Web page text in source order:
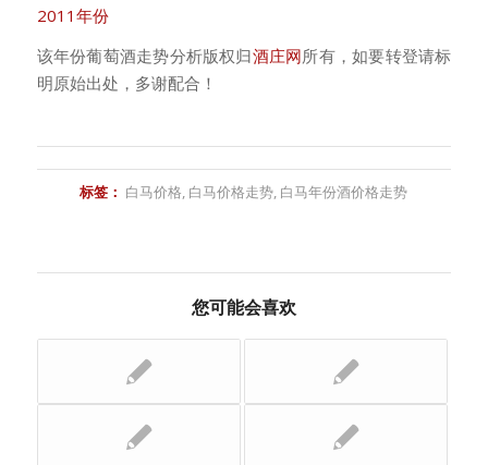
2011年份
该年份葡萄酒走势分析版权归酒庄网所有，如要转登请标
明原始出处，多谢配合！
标签： 白马价格, 白马价格走势, 白马年份酒价格走势
您可能会喜欢